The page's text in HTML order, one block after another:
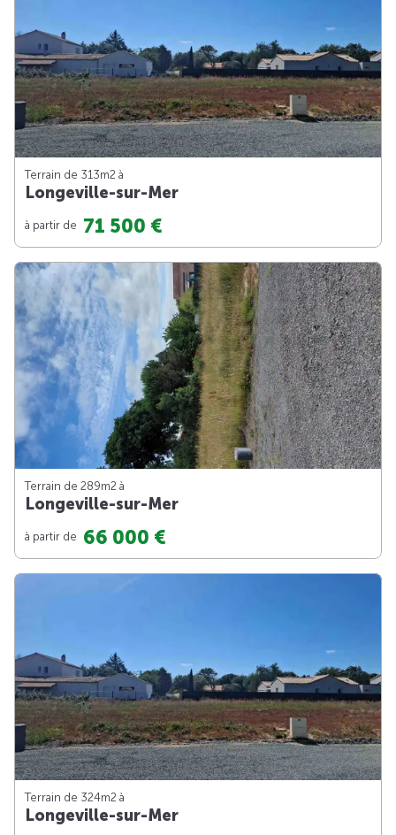
Terrain de 313m2 à
Longeville-sur-Mer
à partir de 71 500 €
Terrain de 289m2 à
Longeville-sur-Mer
à partir de 66 000 €
Terrain de 324m2 à
Longeville-sur-Mer